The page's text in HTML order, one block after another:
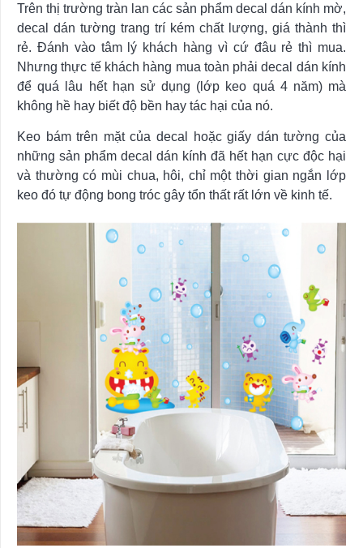
Trên thị trường tràn lan các sản phẩm decal dán kính mờ,
decal dán tường trang trí kém chất lượng, giá thành thì
rẻ. Đánh vào tâm lý khách hàng vì cứ đâu rẻ thì mua.
Nhưng thực tế khách hàng mua toàn phải decal dán kính
để quá lâu hết hạn sử dụng (lớp keo quá 4 năm) mà
không hề hay biết độ bền hay tác hại của nó.
Keo bám trên mặt của decal hoặc giấy dán tường của
những sản phẩm decal dán kính đã hết hạn cực độc hại
và thường có mùi chua, hôi, chỉ một thời gian ngắn lớp
keo đó tự động bong tróc gây tổn thất rất lớn về kinh tế.